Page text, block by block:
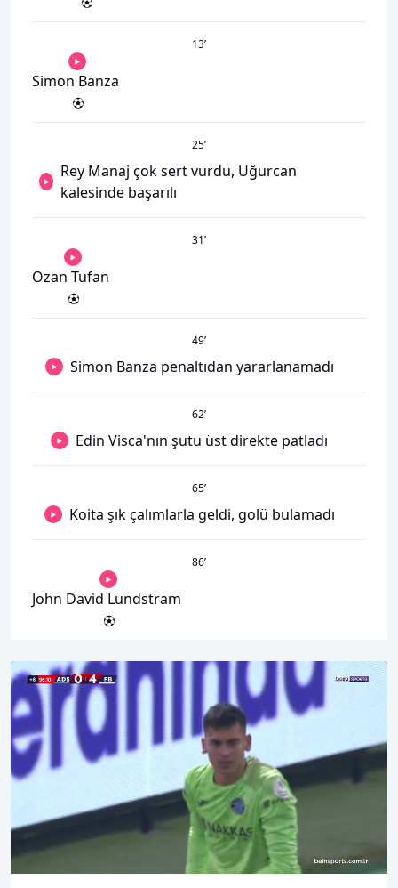
13’
Simon Banza
25’
Rey Manaj çok sert vurdu, Uğurcan
kalesinde başarılı
31’
Ozan Tufan
49’
Simon Banza penaltıdan yararlanamadı
62’
Edin Visca'nın şutu üst direkte patladı
65’
Koita şık çalımlarla geldi, golü bulamadı
86’
John David Lundstram
00:15 00:57